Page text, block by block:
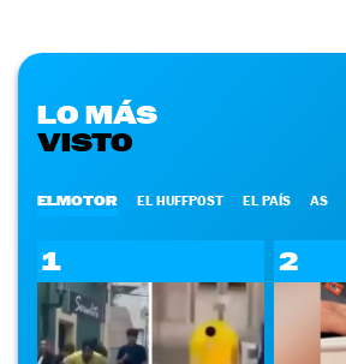
LO MÁS
VISTO
ELMOTOR EL HUFFPOST EL PAÍS AS
1 2